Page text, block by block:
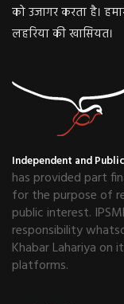
को उजागर करता है।
लहरिया की खासियत।
Independent and
has provided part
for the purpose of
public interest.
responsibility
Khabar Lahariya
platforms.